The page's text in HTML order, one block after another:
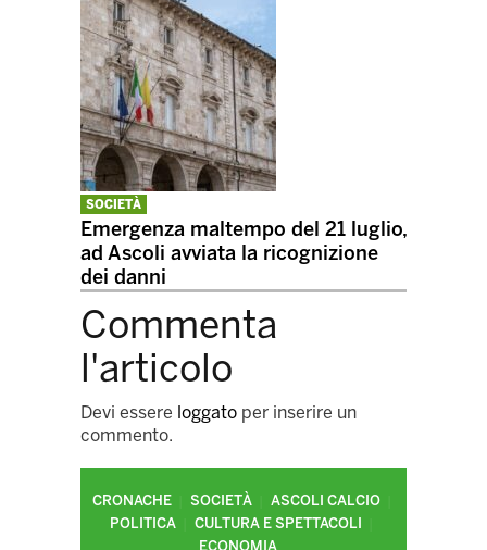
SOCIETÀ
Emergenza maltempo del 21 luglio,
ad Ascoli avviata la ricognizione
dei danni
Commenta
l'articolo
Devi essere loggato per inserire un
commento.
CRONACHE SOCIETÀ
ASCOLI CALCIO
POLITICA
CULTURA E SPETTACOLI
ECONOMIA